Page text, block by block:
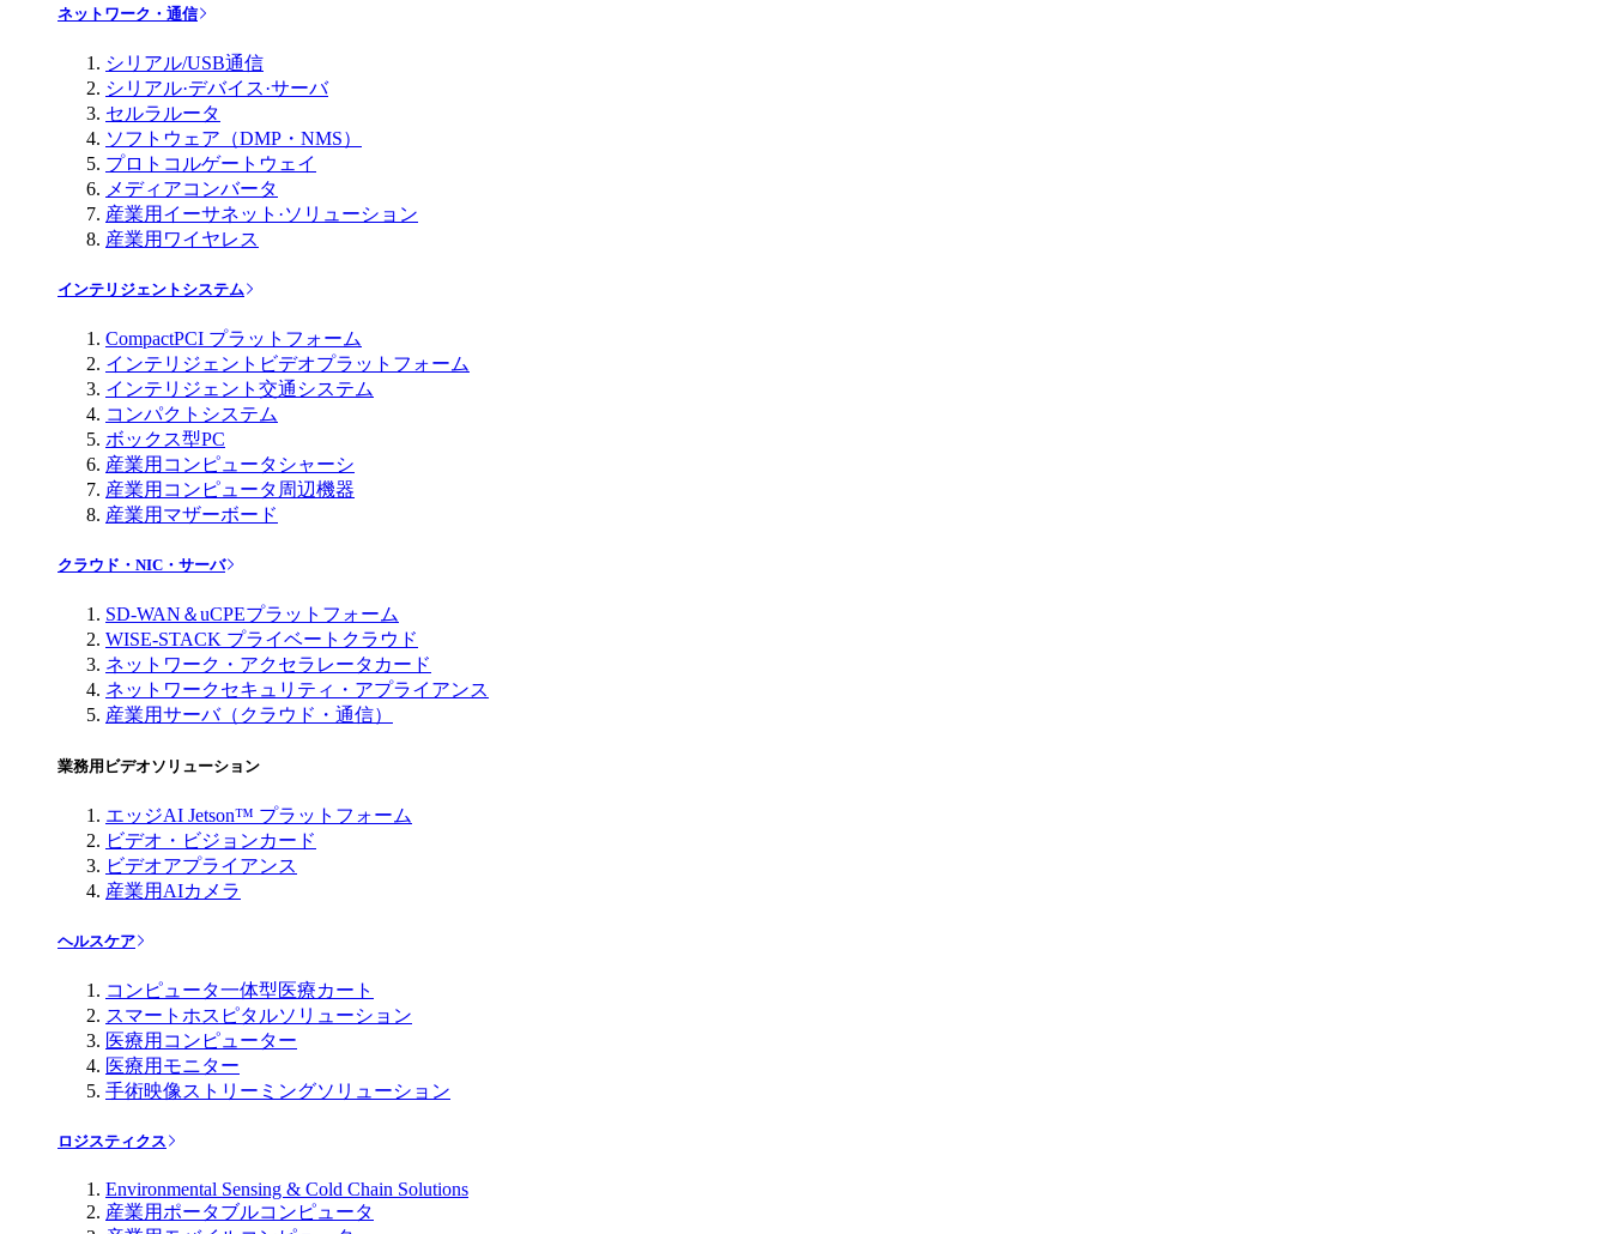
ネットワーク・通信
シリアル/USB通信
シリアル·デバイス·サーバ
セルラルータ
ソフトウェア（DMP・NMS）
プロトコルゲートウェイ
メディアコンバータ
産業用イーサネット·ソリューション
産業用ワイヤレス
インテリジェントシステム
CompactPCI プラットフォーム
インテリジェントビデオプラットフォーム
インテリジェント交通システム
コンパクトシステム
ボックス型PC
産業用コンピュータシャーシ
産業用コンピュータ周辺機器
産業用マザーボード
クラウド・NIC・サーバ
SD-WAN＆uCPEプラットフォーム
WISE-STACK プライベートクラウド
ネットワーク・アクセラレータカード
ネットワークセキュリティ・アプライアンス
産業用サーバ（クラウド・通信）
業務用ビデオソリューション
エッジAI Jetson™ プラットフォーム
ビデオ・ビジョンカード
ビデオアプライアンス
産業用AIカメラ
ヘルスケア
コンピュータ一体型医療カート
スマートホスピタルソリューション
医療用コンピューター
医療用モニター
手術映像ストリーミングソリューション
ロジスティクス
Environmental Sensing & Cold Chain Solutions
産業用ポータブルコンピュータ